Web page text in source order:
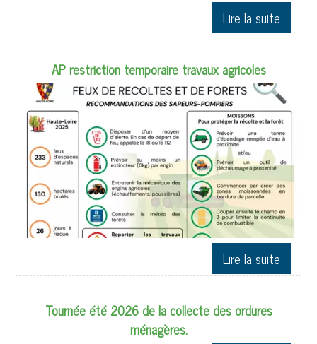
AP restriction temporaire travaux agricoles
Tournée été 2026 de la collecte des ordures
ménagères.